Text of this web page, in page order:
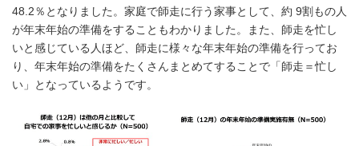
48.2％となりました。家庭で師走に行う家事として、約 9割もの人
が年末年始の準備をすることもわかりました。また、師走を忙し
いと感じている人ほど、師走に様々な年末年始の準備を行ってお
り、年末年始の準備をたくさんまとめてすることで「師走＝忙し
い」となっているようです。